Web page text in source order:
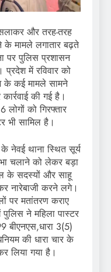
और तरह-तरह
मामले लगातार बढ़ते
पर पुलिस प्रशासन
प्रदेश में रविवार को
के कई मामले सामने
की गई है।
को गिरफ्तार
भी सामिल है।
नेवई थाना स्थित सूर्य
चलाने को लेकर बड़ा
के सदस्यों और साहू
नारेबाजी करने लगे।
पर मतांतरण कराए
ने महिला पास्टर
बीएनएस,धारा 3(5)
की धारा चार के
लिया गया है।